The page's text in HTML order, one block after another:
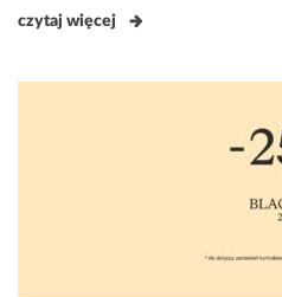
czytaj więcej